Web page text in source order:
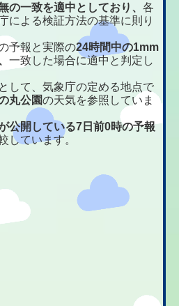
の一致を適中としており、各
による検証方法の基準に則り
予報と実際の24時間中の1mm
一致した場合に適中と判定し
して、気象庁の定める地点で
丸公園の天気を参照していま
公開している7日前0時の予報
しています。